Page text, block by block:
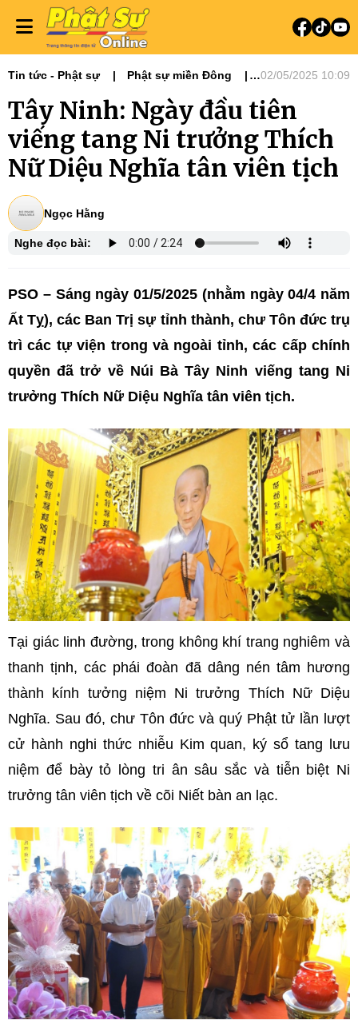
Tin tức - Phật sự
Phật sự miền Đông
Tiêu điểm
02/05/2025 10:09
Tây Ninh: Ngày đầu tiên
viếng tang Ni trưởng Thích
Nữ Diệu Nghĩa tân viên tịch
Ngọc Hằng
Nghe đọc bài:
PSO – Sáng ngày 01/5/2025 (nhằm ngày 04/4 năm
Ất Tỵ), các Ban Trị sự tỉnh thành, chư Tôn đức trụ
trì các tự viện trong và ngoài tỉnh, các cấp chính
quyền đã trở về Núi Bà Tây Ninh viếng tang Ni
trưởng Thích Nữ Diệu Nghĩa tân viên tịch.
Tại giác linh đường, trong không khí trang nghiêm và
thanh tịnh, các phái đoàn đã dâng nén tâm hương
thành kính tưởng niệm Ni trưởng Thích Nữ Diệu
Nghĩa. Sau đó, chư Tôn đức và quý Phật tử lần lượt
cử hành nghi thức nhiễu Kim quan, ký sổ tang lưu
niệm để bày tỏ lòng tri ân sâu sắc và tiễn biệt Ni
trưởng tân viên tịch về cõi Niết bàn an lạc.